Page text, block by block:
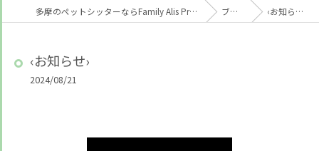
多摩のペットシッターならFamily Alis Project ブログ ‹お知らせ›
‹お知らせ›
2024/08/21